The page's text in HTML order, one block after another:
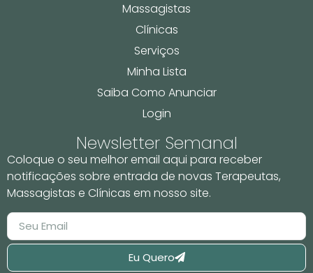
Massagistas
Clínicas
Serviços
Minha Lista
Saiba Como Anunciar
Login
Newsletter Semanal
Coloque o seu melhor email aqui para receber
notificações sobre entrada de novas Terapeutas,
Massagistas e Clínicas em nosso site.
Eu Quero